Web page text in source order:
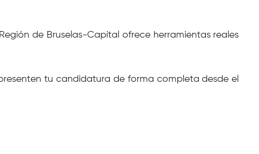
de Bruselas-Capital ofrece herramientas reales
tu candidatura de forma completa desde el